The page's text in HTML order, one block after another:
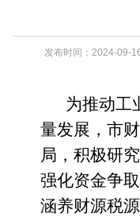
发布时间：2024-09-
为推动工
量发展， 市
局， 积极研
强化资金争
涵养财源税源